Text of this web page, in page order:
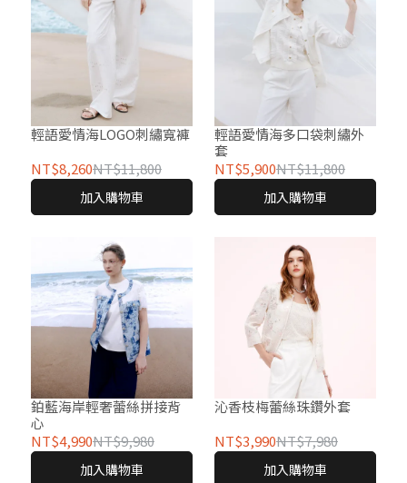
輕語愛情海LOGO刺繡寬褲
NT$8,260NT$11,800
加入購物車
輕語愛情海多口袋刺繡外
套
NT$5,900NT$11,800
加入購物車
鉑藍海岸輕奢蕾絲拼接背
心
NT$4,990NT$9,980
加入購物車
沁香枝梅蕾絲珠鑽外套
NT$3,990NT$7,980
加入購物車